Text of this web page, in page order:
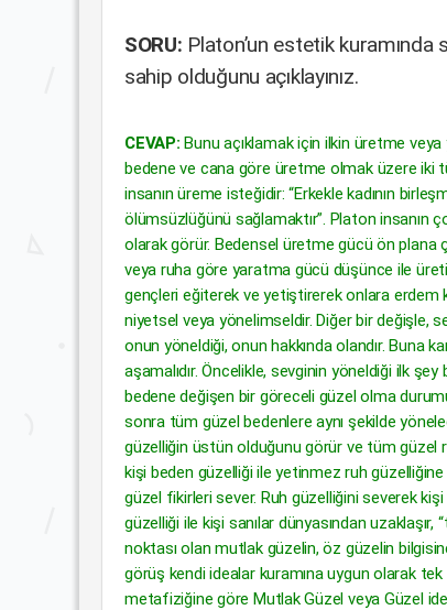
SORU: Platon’un estetik
sahip olduğunu açıklayınız.
CEVAP: Bunu açıklamak için ilkin üretme
bedene ve cana göre üretme olmak üzere iki
insanın üreme isteğidir: “Erkekle kadının
ölümsüzlüğünü sağlamaktır”. Platon insanın
olarak görür. Bedensel üretme gücü ön plana
veya ruha göre yaratma gücü düşünce ile
gençleri eğiterek ve yetiştirerek onlara erdem
niyetsel veya yönelimseldir. Diğer bir değişle,
onun yöneldiği, onun hakkında olandır. Buna
aşamalıdır. Öncelikle, sevginin yöneldiği ilk
bedene değişen bir göreceli güzel olma
sonra tüm güzel bedenlere aynı şekilde
güzelliğin üstün olduğunu görür ve tüm güzel
kişi beden güzelliği ile yetinmez ruh güzelliğine
güzel fikirleri sever. Ruh güzelliğini severek
güzelliği ile kişi sanılar dünyasından
noktası olan mutlak güzelin, öz güzelin
görüş kendi idealar kuramına uygun olarak
metafiziğine göre Mutlak Güzel veya Güzel